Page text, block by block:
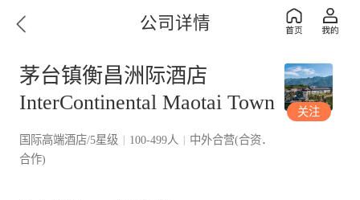
公司详情
茅台镇衡昌洲际酒店
InterContinental Maotai Town
国际高端酒店/5星级 | 100-499人 | 中外合营(合资．
合作)
关注